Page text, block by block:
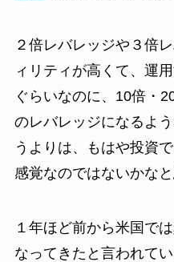
２倍レバレッジや３倍
ィリティが高くて、運
ぐらいなのに、10倍・
のレバレッジになるよ
うよりは、もはや投資
感覚なのではないかな
１年ほど前から米国で
なってきたと言われて